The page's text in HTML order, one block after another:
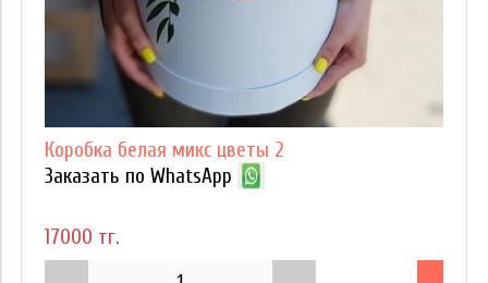
Коробка белая микс цветы 2
Заказать по WhatsApp
17000 тг.